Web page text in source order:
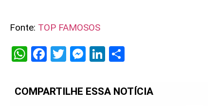
Fonte: TOP FAMOSOS
WhatsApp
Facebook
Twitter
Messenger
LinkedIn
COMPARTILHE ESSA NOTÍCIA